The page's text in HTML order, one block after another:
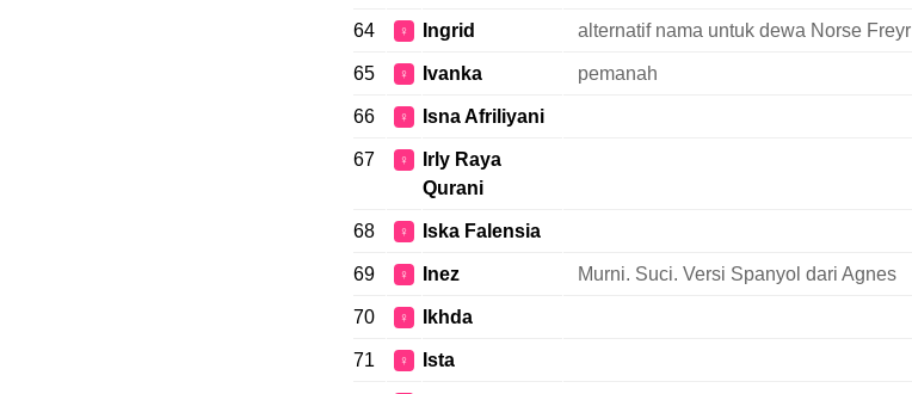
64 ♀ Ingrid alternatif nama untuk dewa Norse Freyr
65 ♀ Ivanka pemanah
66 ♀ Isna Afriliyani
67 ♀
Irly Raya
Qurani
68 ♀ Iska Falensia
69 ♀ Inez Murni. Suci. Versi Spanyol dari Agnes
70 ♀ Ikhda
71 ♀ Ista